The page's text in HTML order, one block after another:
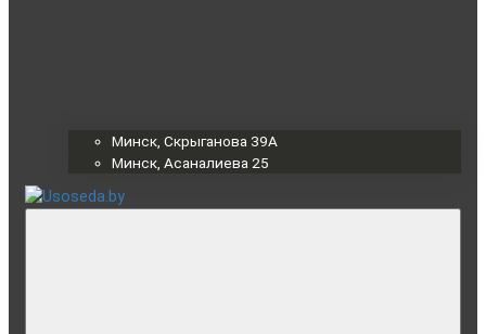
Минск, Скрыганова 39А
Минск, Асаналиева 25